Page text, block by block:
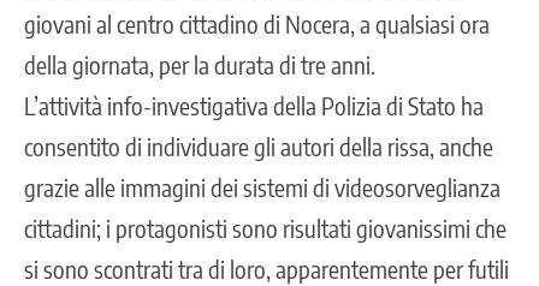
giovani al centro cittadino di Nocera, a qualsiasi ora
della giornata, per la durata di tre anni.
L’attività info-investigativa della Polizia di Stato ha
consentito di individuare gli autori della rissa, anche
grazie alle immagini dei sistemi di videosorveglianza
cittadini; i protagonisti sono risultati giovanissimi che
si sono scontrati tra di loro, apparentemente per futili